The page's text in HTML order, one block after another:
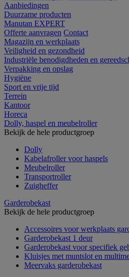
Aanbiedingen
Duurzame producten
Manutan EXPERT
Offerte aanvragen Contact
Magazijn en werkplaats
Veiligheid en gezondheid
Industriële benodigdheden en
Verpakking en opslag
Hygiëne
Sport en vrije tijd
Terrein
Kantoor
Horeca
Dolly, haspel en meubelroller
Bekijk de hele productgroep
Dolly
Kabelafroller voor haspels
Meubelroller
Transportroller
Zuigheffer
Garderobekast
Bekijk de hele productgroep
Accessoires voor werkplaats
Garderobekast 1 deur
Garderobekast voor specifiek
Kluisjes met muntslot en
Meervaks garderobekast